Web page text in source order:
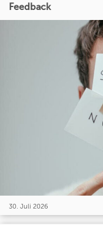
Feedback
30. Juli 2026